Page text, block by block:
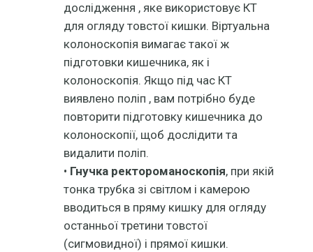
дослідження , яке використовує КТ
для огляду товстої кишки. Віртуальна
колоноскопія вимагає такої ж
підготовки кишечника, як і
колоноскопія. Якщо під час КТ
виявлено поліп , вам потрібно буде
повторити підготовку кишечника до
колоноскопії, щоб дослідити та
видалити поліп.
• Гнучка ректороманоскопія, при якій
тонка трубка зі світлом і камерою
вводиться в пряму кишку для огляду
останньої третини товстої
(сигмовидної) і прямої кишки.